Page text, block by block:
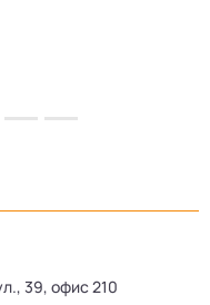
39, офис 210